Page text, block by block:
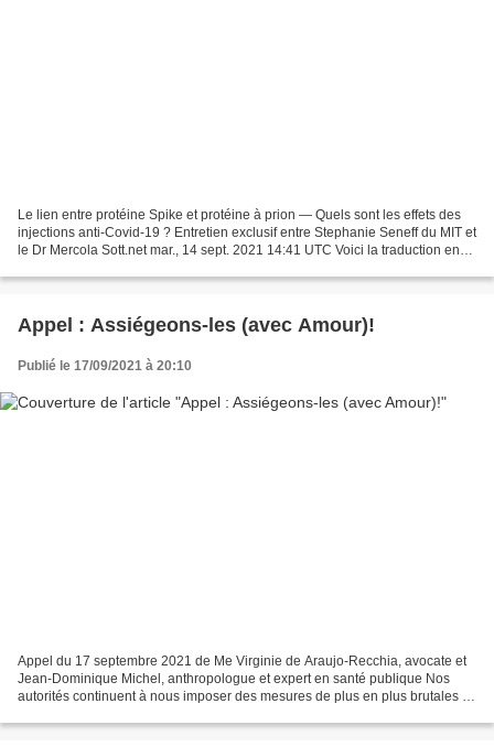
Le lien entre protéine Spike et protéine à prion — Quels sont les effets des
injections anti-Covid-19 ? Entretien exclusif entre Stephanie Seneff du MIT et
le Dr Mercola Sott.net mar., 14 sept. 2021 14:41 UTC Voici la traduction en
Appel : Assiégeons-les (avec Amour)!
Publié le 17/09/2021 à 20:10
Appel du 17 septembre 2021 de Me Virginie de Araujo-Recchia, avocate et
Jean-Dominique Michel, anthropologue et expert en santé publique Nos
autorités continuent à nous imposer des mesures de plus en plus brutales et